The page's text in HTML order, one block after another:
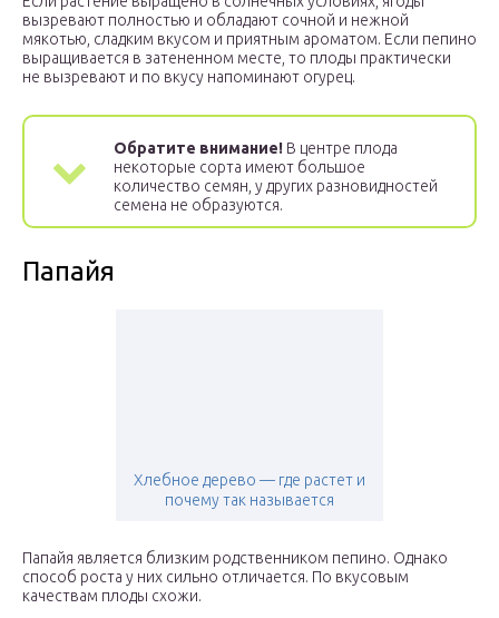
вызревают полностью и обладают сочной и нежной
мякотью, сладким вкусом и приятным ароматом. Если пепино
выращивается в затененном месте, то плоды практически
не вызревают и по вкусу напоминают огурец.
Обратите внимание! В центре плода
некоторые сорта имеют большое
количество семян, у других разновидностей
семена не образуются.
Папайя
Хлебное дерево — где растет и
почему так называется
Папайя является близким родственником пепино. Однако
способ роста у них сильно отличается. По вкусовым
качествам плоды схожи.